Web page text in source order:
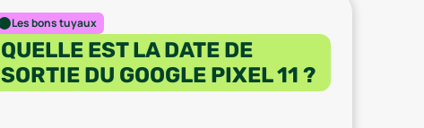
Les bons tuyaux
QUELLE EST LA DATE DE
SORTIE DU GOOGLE PIXEL 11 ?